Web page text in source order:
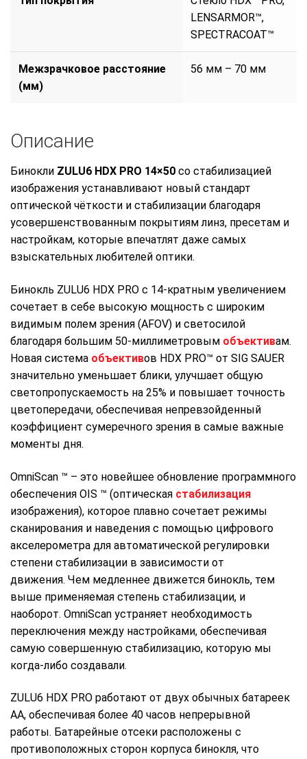
LENSARMOR™,
SPECTRACOAT™
Межзрачковое расстояние
(мм)
56 мм – 70 мм
Описание
Бинокли ZULU6 HDX PRO 14×50 со стабилизацией
изображения устанавливают новый стандарт
оптической чёткости и стабилизации благодаря
усовершенствованным покрытиям линз, пресетам и
настройкам, которые впечатлят даже самых
взыскательных любителей оптики.
Бинокль ZULU6 HDX PRO с 14-кратным увеличением
сочетает в себе высокую мощность с широким
видимым полем зрения (AFOV) и светосилой
благодаря большим 50-миллиметровым объективам.
Новая система объективов HDX PRO™ от SIG SAUER
значительно уменьшает блики, улучшает общую
светопропускаемость на 25% и повышает точность
цветопередачи, обеспечивая непревзойденный
коэффициент сумеречного зрения в самые важные
моменты дня.
OmniScan ™ – это новейшее обновление программного
обеспечения OIS ™ (оптическая стабилизация
изображения), которое плавно сочетает режимы
сканирования и наведения с помощью цифрового
акселерометра для автоматической регулировки
степени стабилизации в зависимости от
движения. Чем медленнее движется бинокль, тем
выше применяемая степень стабилизации, и
наоборот. OmniScan устраняет необходимость
переключения между настройками, обеспечивая
самую совершенную стабилизацию, которую мы
когда-либо создавали.
ZULU6 HDX PRO работают от двух обычных батареек
AA, обеспечивая более 40 часов непрерывной
работы. Батарейные отсеки расположены с
противоположных сторон корпуса бинокля, что